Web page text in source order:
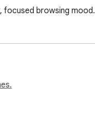
focused browsing mood.